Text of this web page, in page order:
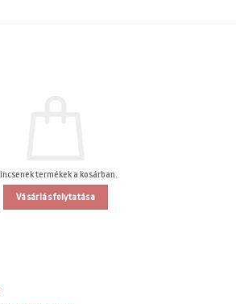
termékek a kosárban.
Vásárlás folytatása